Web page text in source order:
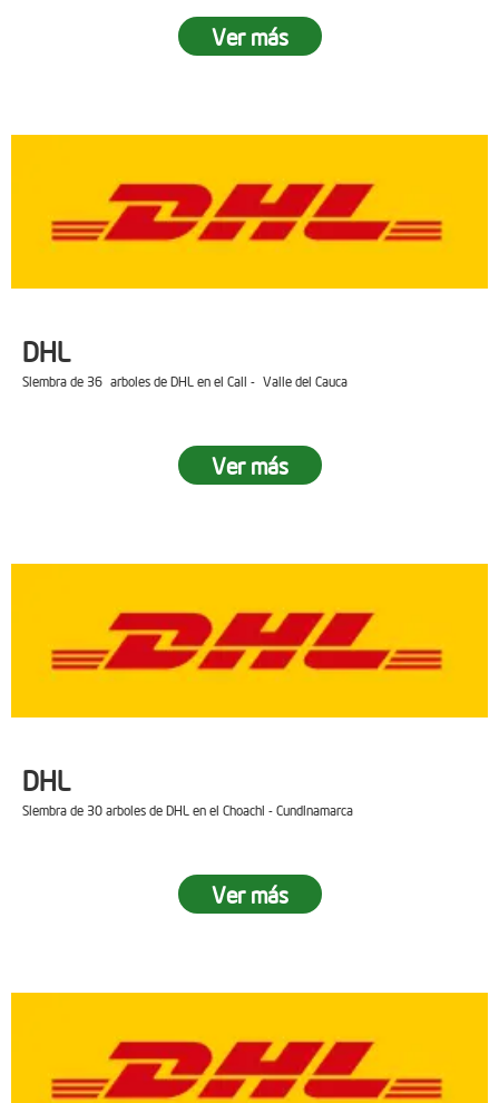
Ver más
DHL
Siembra de 36 arboles de DHL en el Cali - Valle del Cauca
Ver más
DHL
Siembra de 30 arboles de DHL en el Choachi - Cundinamarca
Ver más